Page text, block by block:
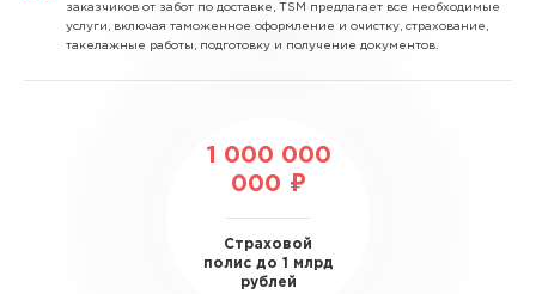
заказчиков от забот по доставке, TSM предлагает все необходимые
услуги, включая таможенное оформление и очистку, страхование,
такелажные работы, подготовку и получение документов.
1 000 000
000 ₽
Страховой
полис до 1 млрд
рублей